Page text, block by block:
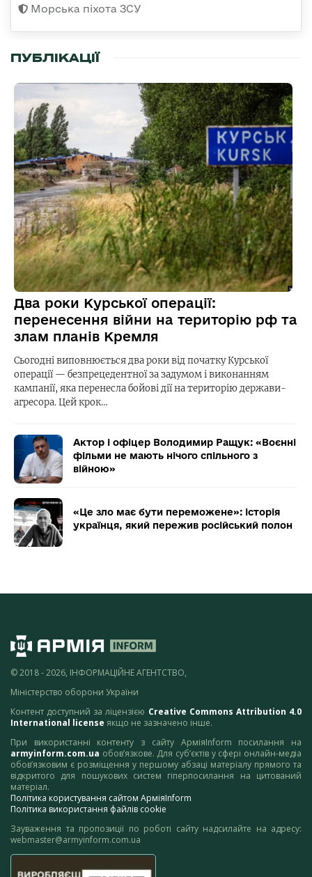
Морська піхота ЗСУ
ПУБЛІКАЦІЇ
Два роки Курської операції:
перенесення війни на територію рф та
злам планів Кремля
Сьогодні виповнюється два роки від початку Курської
операції — безпрецедентної за задумом і виконанням
кампанії, яка перенесла бойові дії на територію держави-
агресора. Цей крок…
Актор і офіцер Володимир Ращук: «Воєнні
фільми не мають нічого спільного з
війною»
«Це зло має бути переможене»: історія
українця, який пережив російський полон
© 2018 - 2026, ІНФОРМАЦІЙНЕ АГЕНТСТВО,
Міністерство оборони України
Контент доступний за ліцензією Creative Commons Attribution 4.0
International license якщо не зазначено інше.
При використанні контенту з сайту АрміяInform посилання на
armyinform.com.ua обов’язкове. Для суб’єктів у сфері онлайн-медіа
обов’язковим є розміщення у першому абзаці матеріалу прямого та
відкритого для пошукових систем гіперпосилання на цитований
матеріал.
Політика користування сайтом АрміяInform
Політика використання файлів cookie
Зауваження та пропозиції по роботі сайту надсилайте на адресу:
webmaster@armyinform.com.ua